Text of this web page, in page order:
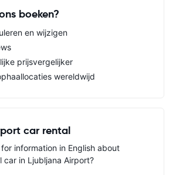
boeken?
en wijzigen
prijsvergelijker
wereldwijd
car rental
information in English about
car in Ljubljana Airport?